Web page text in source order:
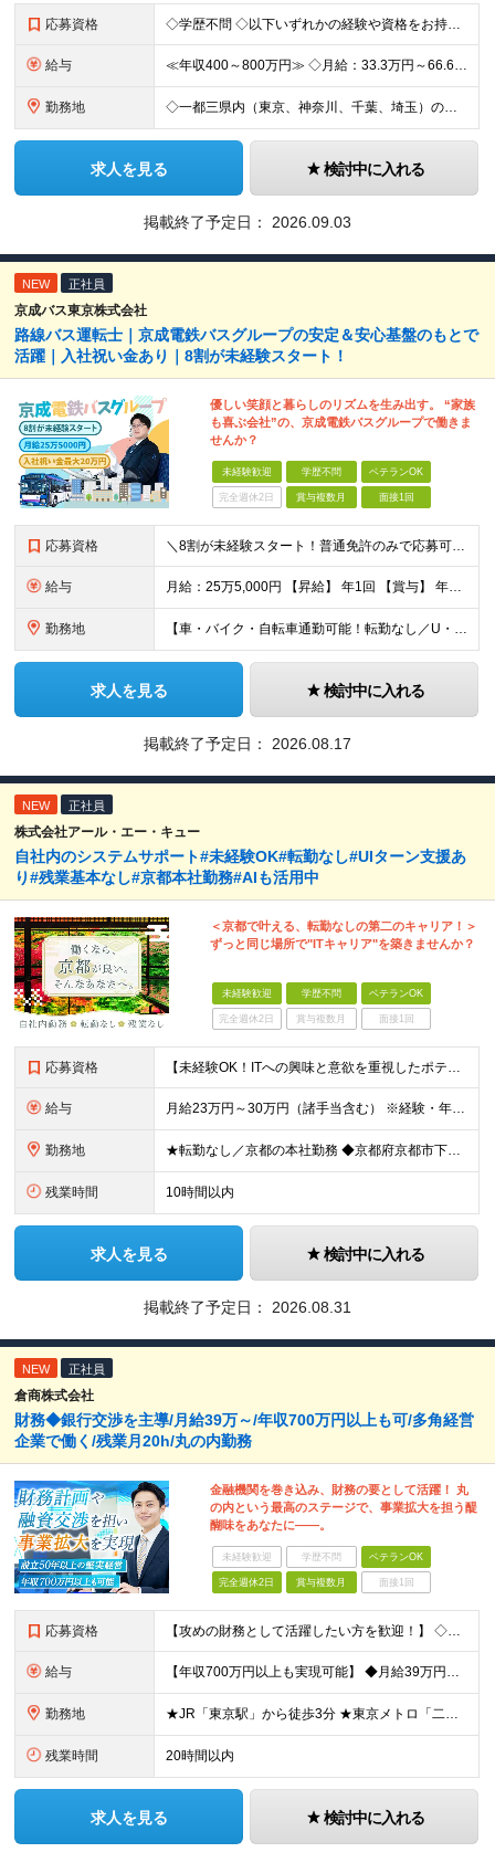
応募資格 ◇学歴不問 ◇以下いずれかの経験や資格をお持ちの方 ≪対象経験≫ ・店舗内装工事（フィットネス・飲食・物販など）の施工管理経験をお持ちの方 ・電気工事の実務経験（1年以上目安/業態不問） ・空調設備
給与 ≪年収400～800万円≫ ◇月給：33.3万円～66.6万円 ◇残業代別途支給 ◇昇給年2回（実力次第でスピード昇給可能） スキル・経験に応じた評価制度 ￣￣￣￣￣￣￣￣￣￣￣￣￣ 新設チームのた
勤務地 ◇一都三県内（東京、神奈川、千葉、埼玉）の店舗 ※転勤なし ◇chocoZAP・RIZAP等の店舗施工を担当 【勤務エリア】 東京都、神奈川県、埼玉県、千葉県 【本社所在地】 東京都新宿区西新宿8
求人を見る 検討中に入れる
掲載終了予定日： 2026.09.03
NEW 正社員
京成バス東京株式会社
路線バス運転士｜京成電鉄バスグループの安定＆安心基盤のもとで
活躍｜入社祝い金あり｜8割が未経験スタート！
優しい笑顔と暮らしのリズムを生み出す。 “家族
も喜ぶ会社”の、京成電鉄バスグループで働きま
せんか？
未経験歓迎 学歴不問 ベテランOK
完全週休2日 賞与複数月 面接1回
応募資格 ＼8割が未経験スタート！普通免許のみで応募可能／★先輩の大多数が異職種出身★男女共に育休取得実績あり★U・Iターン歓迎 【必須条件】 普通自動車運転免許取得後3年以上経過（AT可） ※大型二種免許を
給与 月給：25万5,000円 【昇給】 年1回 【賞与】 年2回（7月・12月） 【諸手当】 ・時間外手当 ・夜勤手当 ・中休手当 ・年末年始手当 ・通勤手当 ・高速バスキロ手当 ・深夜バス運行手当
勤務地 【車・バイク・自転車通勤可能！転勤なし／U・Iターン歓迎】 ▼京成バス東京営業所一覧 ◇葛飾営業所 東京都葛飾区奥戸2-6-10 └京成線「京成立石駅」より徒歩11分 ◇江戸川営業所 東京都江戸川
求人を見る 検討中に入れる
掲載終了予定日： 2026.08.17
NEW 正社員
株式会社アール・エー・キュー
自社内のシステムサポート#未経験OK#転勤なし#UIターン支援あ
り#残業基本なし#京都本社勤務#AIも活用中
＜京都で叶える、転勤なしの第二のキャリア！＞
ずっと同じ場所で"ITキャリア"を築きませんか？
未経験歓迎 学歴不問 ベテランOK
完全週休2日 賞与複数月 面接1回
応募資格 【未経験OK！ITへの興味と意欲を重視したポテンシャル採用です！】 ●未経験・知識がなくてもITへの関心や興味があればOK！ ●学歴不問 ＼前職での経験や業界は一切不問！／ □「昔からパソコンを触る
給与 月給23万円～30万円（諸手当含む） ※経験・年齢・スキルなどを考慮の上、当社規定により優遇いたします。 ※残業は基本発生しませんが、発生した場合は時間外手当を全額別途支給します。 ※試用期間2ヶ月
勤務地 ★転勤なし／京都の本社勤務 ◆京都府京都市下京区五条通寺町西入ル御影堂町16-21 京都建物ビル2F ┗「清水五条」駅徒歩2分 ＼配属部署は温かい職場です♪／ 平均年齢は28歳で、若手も多く在籍し
残業時間 10時間以内
求人を見る 検討中に入れる
掲載終了予定日： 2026.08.31
NEW 正社員
倉商株式会社
財務◆銀行交渉を主導/月給39万～/年収700万円以上も可/多角経営
企業で働く/残業月20h/丸の内勤務
金融機関を巻き込み、財務の要として活躍！ 丸
の内という最高のステージで、事業拡大を担う醍
醐味をあなたに――。
未経験歓迎 学歴不問 ベテランOK
完全週休2日 賞与複数月 面接1回
応募資格 【攻めの財務として活躍したい方を歓迎！】 ◇ホテル・宿泊・観光業界経験は不問 ◇財務担当の実務経験がある方は特に歓迎いたします ■必須要件：銀行交渉などの対外折衝経験または金融機関での融資担当経験 ■
給与 【年収700万円以上も実現可能】 ◆月給39万円～50万円＋賞与年2回（前年度実績2.00ヶ月分）＋諸手当 ┗初年度年収：550万円～750万円 ※能力・実績を考慮の上、当社規定により決定・優遇いた
勤務地 ★JR「東京駅」から徒歩3分 ★東京メトロ「二重橋前駅」徒歩1分 ★U／Iターン歓迎 ★希望しない転勤なし 【東京支店】東京都千代田区丸の内二丁目3番2号 郵船ビル5階 (変更の範囲)上記を除く当
残業時間 20時間以内
求人を見る 検討中に入れる